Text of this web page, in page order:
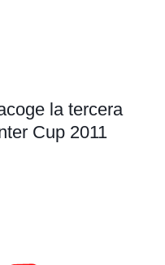
la tercera
Cup 2011